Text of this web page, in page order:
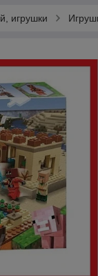
игрушки